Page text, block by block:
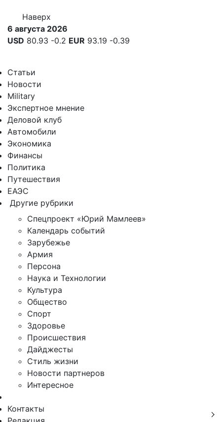
Наверх
6 августа 2026
USD 80.93 -0.2 EUR 93.19 -0.39
Статьи
Новости
Military
Экспертное мнение
Деловой клуб
Автомобили
Экономика
Финансы
Политика
Путешествия
ЕАЭС
Другие рубрики
Спецпроект «Юрий Мамлеев»
Календарь событий
Зарубежье
Армия
Персона
Наука и Технологии
Культура
Общество
Спорт
Здоровье
Происшествия
Дайджесты
Стиль жизни
Новости партнеров
Интересное
Контакты